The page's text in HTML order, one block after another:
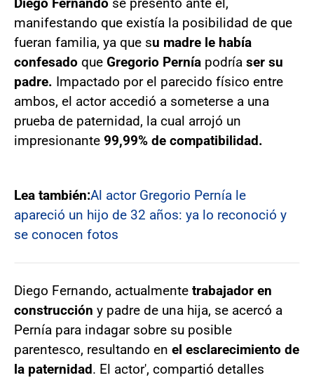
manifestando que existía la posibilidad de que
fueran familia, ya que su madre le había
confesado que Gregorio Pernía podría ser su
padre. Impactado por el parecido físico entre
ambos, el actor accedió a someterse a una
prueba de paternidad, la cual arrojó un
impresionante 99,99% de compatibilidad.
Lea también:Al actor Gregorio Pernía le
apareció un hijo de 32 años: ya lo reconoció y
se conocen fotos
Diego Fernando, actualmente trabajador en
construcción y padre de una hija, se acercó a
Pernía para indagar sobre su posible
parentesco, resultando en el esclarecimiento de
la paternidad. El actor', compartió detalles